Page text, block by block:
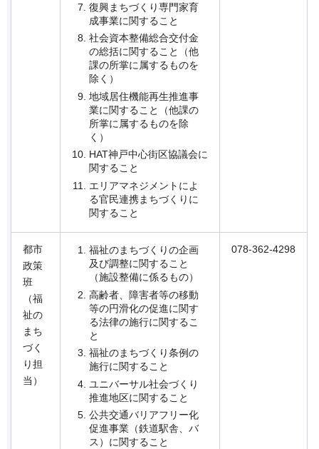
復興まちづくり専門家育
成事業に関すること
社会資本整備総合交付金
の総括に関すること（他
課の所掌に属するものを
除く）
地域居住機能再生推進事
業に関すること（他課の
所掌に属するものを除
く）
HAT神戸中心街区協議会に
関すること
エリアマネジメントによ
る官民連携まちづくりに
関すること
都市
政策
班
（福
祉の
まち
づく
り担
当）
福祉のまちづくりの企画
及び調整に関すること
（施設整備に係るもの）
高齢者、障害者等の移動
等の円滑化の促進に関す
る法律の施行に関するこ
と
福祉のまちづくり条例の
施行に関すること
ユニバーサル社会づくり
推進地区に関すること
公共交通バリアフリー化
促進事業（鉄道駅舎、バ
ス）に関すること
078-362-4298